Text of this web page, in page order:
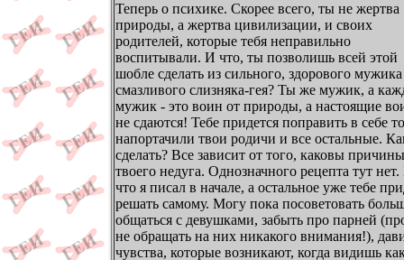
Теперь о психике. Скорее всего, ты не жертва
природы, а жертва цивилизации, и своих
родителей, которые тебя неправильно
воспитывали. И что, ты позволишь всей этой
шобле сделать из сильного, здорового мужика
смазливого слизняка-гея? Ты же мужик, а
мужик - это воин от природы, а настоящие
не сдаются! Тебе придется поправить в себе
напортачили твои родичи и все остальные.
сделать? Все зависит от того, каковы причины
твоего недуга. Однозначного рецепта тут
что я писал в начале, а остальное уже тебе
решать самому. Могу пока посоветовать
общаться с девушками, забыть про парней
не обращать на них никакого внимания!),
чувства, которые возникают, когда видишь